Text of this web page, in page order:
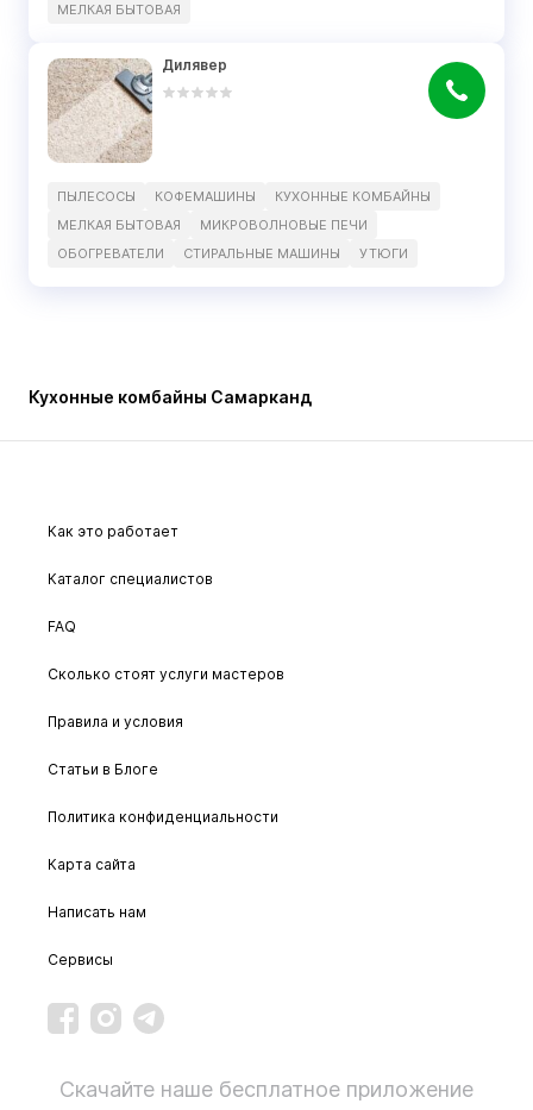
МЕЛКАЯ БЫТОВАЯ
Дилявер
ПЫЛЕСОСЫ КОФЕМАШИНЫ
КУХОННЫЕ КОМБАЙНЫ
МЕЛКАЯ БЫТОВАЯ
МИКРОВОЛНОВЫЕ ПЕЧИ
ОБОГРЕВАТЕЛИ
СТИРАЛЬНЫЕ МАШИНЫ УТЮГИ
Кухонные комбайны Самарканд
Как это работает
Каталог специалистов
FAQ
Сколько стоят услуги мастеров
Правила и условия
Статьи в Блоге
Политика конфиденциальности
Карта сайта
Написать нам
Сервисы
Скачайте наше бесплатное приложение